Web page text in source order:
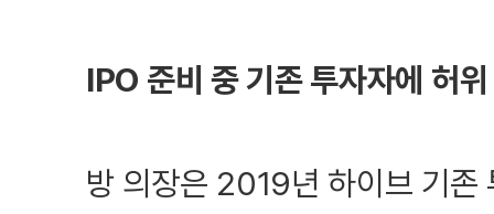
IPO 준비 중 기존 투자자에 허
방 의장은 2019년 하이브 기